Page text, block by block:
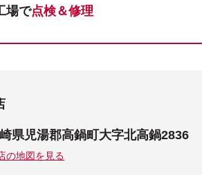
場で点検＆修理
県児湯郡高鍋町大字北高鍋2836
の地図を見る